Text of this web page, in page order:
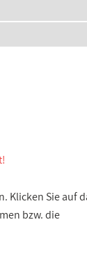
Klicken Sie auf
bzw. die